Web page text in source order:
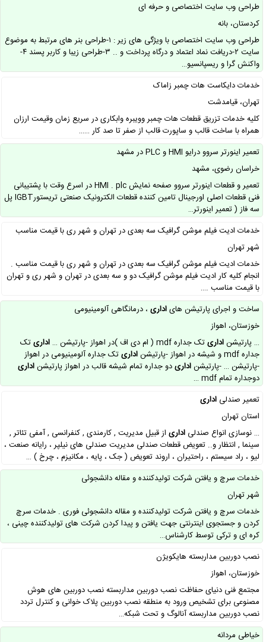
طراحی وب سایت اختصاصی و حرفه ای
کردستان، بانه
طراحی وب سایت اختصاصی با ویژگی های زیر : ۱-طراحی بنر های مرتبط به موضوع
سایت ۲-دریافت نماد اعتماد و درگاه پرداخت و .. ۳-طراحی زیبا و کاربر پسند ۴-
واکنش گرا و ریسپانسیو…
خدمات دایکاست هات چمبر زاماک
تهران، قیامدشت
کلیه خدمات تزریق قطعات هات چمبر وویبره وابکاری در سریع زمان وقیمت ارزان
همراه با ساخت قالب و ساپورت قالب از صفر تا صد کار ……
تعمیر اینورتر سروو درایو HMI و PLC در مشهد
خراسان رضوی، مشهد
تعمیر و قطعات اینورتر سروو صفحه نمایش HMI . plc در اسرع وقت با پشتیبانی
فنی قطعات اصلی اورجینال تامین کننده قطعات الکترونیک صنعتی تریستورIGBT پل
سه فاز ( تعمیر اینورتر…
خدمات ادیت فیلم موشن گرافیک سه بعدی در تهران و شهر ری با قیمت مناسب
شهر تهران
خدمات ادیت فیلم موشن گرافیک سه بعدی در تهران و شهر ری با قیمت مناسب .
انجام کلیه کار ادیت فیلم موشن گرافیک دو و سه بعدی در تهران و شهر ری و تهران
با قیمت مناسب .…
ساخت و اجرای پارتیشن هایاداری، درمانگاهی آلومینیومی
خوزستان، اهواز
… پارتیشناداریتک جداره mdf ( ام دی اف )در اهواز -پارتیشن … اداریتک
جداره mdf و شیشه در اهواز -پارتیشن
اداریتک جداره آلومینیومی در اهواز
-پارتیشن … -پارتیشناداریدو جداره تمام شیشه قالب در اهواز پارتیشناداری
دوجداره تمام mdf …
تعمیر صندلی اداری
استان تهران
… نوسازی انواع صندلی اداریاز قبیل مدیریت , کارمندی , کنفرانسی , آمفی تئاتر ,
سینما , انتظار و.. تعویض قطعات صندلی مدیریت صندلی های نیلپر ، رایانه صنعت ،
لیو ، راد سیستم ، راحتیران ، اروند تعویض ( جک ، پایه ، مکانیزم ، چرخ ) …
خدمات سرچ و یافتن شرکت تولیدکننده و مقاله دانشجوئی
شهر تهران
خدمات سرچ و یافتن شرکت تولیدکننده و مقاله دانشجوئی فوری . خدمات سرچ
کردن و جستجوی اینترنتی جهت یافتن و پیدا کردن شرکت های تولیدکننده چینی ،
کره ای و ترکی توسط کارشناس…
نصب دوربین مداربسته هایکویژن
خوزستان، اهواز
مجتمع فنی دنیای حفاظت نصب دوربین مداربسته نصب دوربین های هوش
مصنوعی برای تشخیص ورود به منطقه نصب دوربین پلاک خوانی و کنترل تردد
نصب دوربین مداربسته آنالوگ و تحت شبکه…
خیاطی مردانه